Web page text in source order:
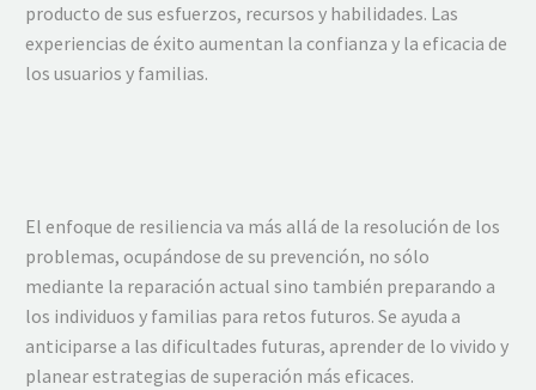
producto de sus esfuerzos, recursos y habilidades. Las
experiencias de éxito aumentan la confianza y la eficacia de
los usuarios y familias.
El enfoque de resiliencia va más allá de la resolución de los
problemas, ocupándose de su prevención, no sólo
mediante la reparación actual sino también preparando a
los individuos y familias para retos futuros. Se ayuda a
anticiparse a las dificultades futuras, aprender de lo vivido y
planear estrategias de superación más eficaces.